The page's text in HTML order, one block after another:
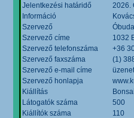
Jelentkezési határidő
2026.
Információ
Szervező
Szervező címe
1032
Szervező telefonszáma
+36
Szervező faxszáma
(1)
Szervező e-mail címe
Szervező honlapja
Kiállítás
Látogatók száma
500
Kiállítók száma
110